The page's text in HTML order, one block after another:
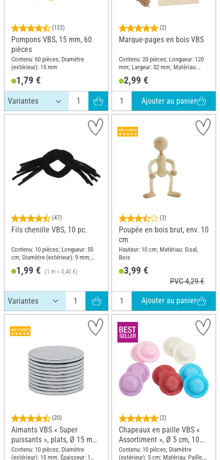
(122)
Pompons VBS, 15 mm, 60
pièces
Contenu: 60 pièces; Diamètre
(extérieur): 15 mm
1,79 €
(2)
Marque-pages en bois VBS
Contenu: 20 pièces; Longueur: 120
mm; Largeur: 32 mm; Matériau:
2,99 €
Ajouter au panier
(47)
Fils chenille VBS, 10 pc.
Contenu: 10 pièces; Longueur: 50
cm; Diamètre (extérieur): 9 mm;
1,99 € (1 m = 0,40 €)
(3)
Poupée en bois brut, env. 10
cm
Hauteur: 10 cm; Matériau: Sisal,
Bois
3,99 €
PVC 4,29 €
Ajouter au panier
(20)
Aimants VBS « Super
puissants », plats, Ø 15 mm,
10 pc.
Contenu: 10 pièces; Diamètre
(extérieur): 15 mm; Épaisseur: 1
(2)
Chapeaux en paille VBS «
Assortiment », Ø 5 cm, 10
pc.
Contenu: 10 pièces; Diamètre
(extérieur): 5 cm; Matériau: Paille,